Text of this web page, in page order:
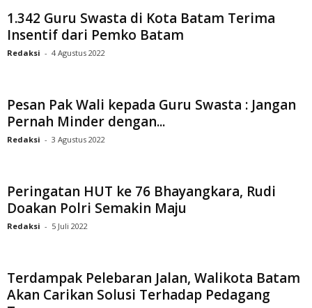
1.342 Guru Swasta di Kota Batam Terima
Insentif dari Pemko Batam
Redaksi - 4 Agustus 2022
Pesan Pak Wali kepada Guru Swasta : Jangan
Pernah Minder dengan...
Redaksi - 3 Agustus 2022
Peringatan HUT ke 76 Bhayangkara, Rudi
Doakan Polri Semakin Maju
Redaksi - 5 Juli 2022
Terdampak Pelebaran Jalan, Walikota Batam
Akan Carikan Solusi Terhadap Pedagang